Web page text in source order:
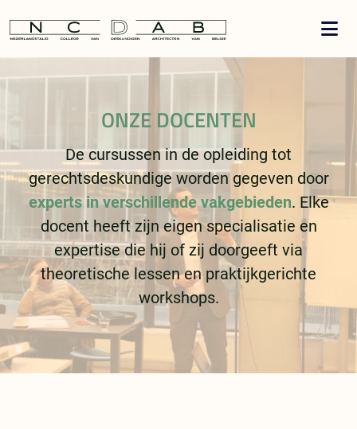
ONZE DOCENTEN
De cursussen in de opleiding tot
gerechtsdeskundigeworden gegeven door
experts in verschillende vakgebieden. Elke
docent heeft zijn eigen specialisatie en
expertise die hij of zij doorgeeft via
theoretische lessen en praktijkgerichte
workshops.